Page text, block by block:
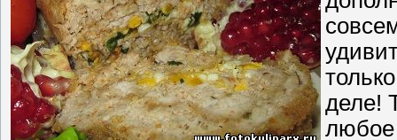
деле!
любое